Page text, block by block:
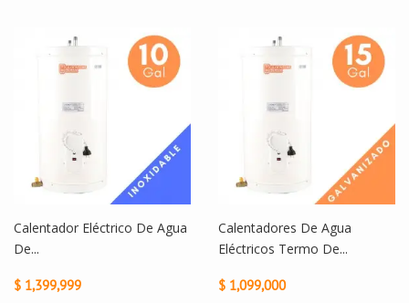
Calentador Eléctrico De Agua
De...
$ 1,399,999
Calentadores De Agua
Eléctricos Termo De...
$ 1,099,000